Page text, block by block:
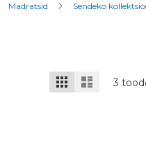
Madratsid Sendeko
Kuvamisviis
Ruudustik
Nimekiri
3